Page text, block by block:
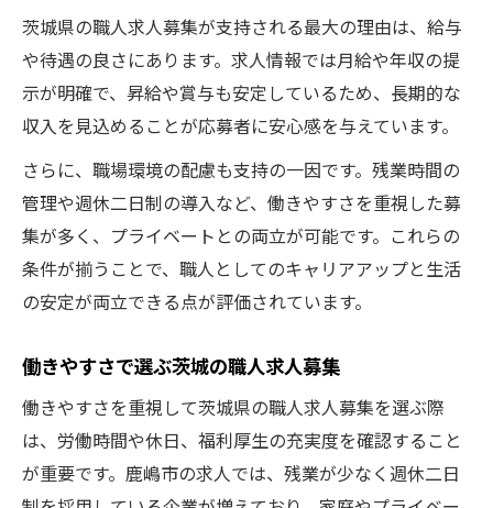
茨城県の職人求人募集が支持される最大の理由は、給与
や待遇の良さにあります。求人情報では月給や年収の提
示が明確で、昇給や賞与も安定しているため、長期的な
収入を見込めることが応募者に安心感を与えています。
さらに、職場環境の配慮も支持の一因です。残業時間の
管理や週休二日制の導入など、働きやすさを重視した募
集が多く、プライベートとの両立が可能です。これらの
条件が揃うことで、職人としてのキャリアアップと生活
の安定が両立できる点が評価されています。
働きやすさで選ぶ茨城の職人求人募集
働きやすさを重視して茨城県の職人求人募集を選ぶ際
は、労働時間や休日、福利厚生の充実度を確認すること
が重要です。鹿嶋市の求人では、残業が少なく週休二日